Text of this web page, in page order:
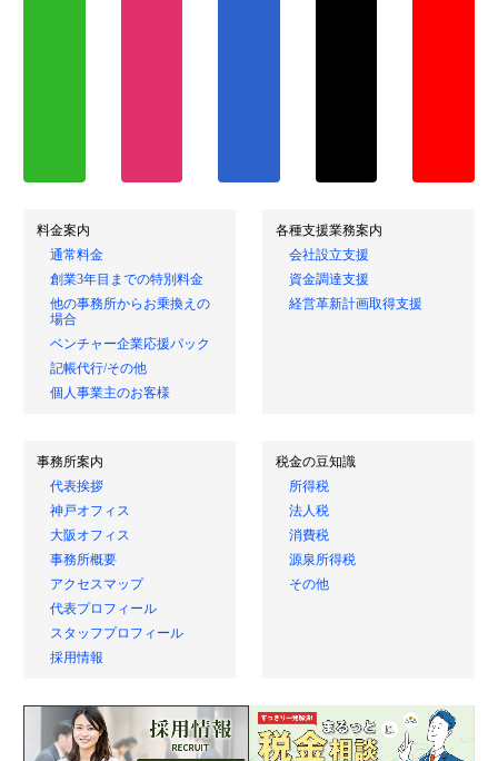
料金案内
通常料金
創業3年目までの特別料金
他の事務所からお乗換えの
場合
ベンチャー企業応援パック
記帳代行/その他
個人事業主のお客様
各種支援業務案内
会社設立支援
資金調達支援
経営革新計画取得支援
事務所案内
代表挨拶
神戸オフィス
大阪オフィス
事務所概要
アクセスマップ
代表プロフィール
スタッフプロフィール
採用情報
税金の豆知識
所得税
法人税
消費税
源泉所得税
その他